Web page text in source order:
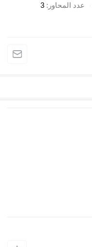
عدد المحاور 3